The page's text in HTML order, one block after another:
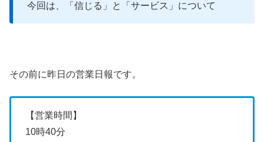
今回は、「信じる」と「サービス」について
その前に昨日の営業日報です。
【営業時間】
10時40分